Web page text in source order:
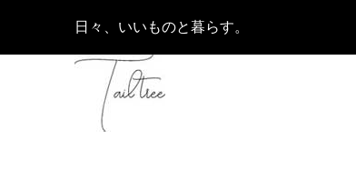
日々、いいものと暮らす。